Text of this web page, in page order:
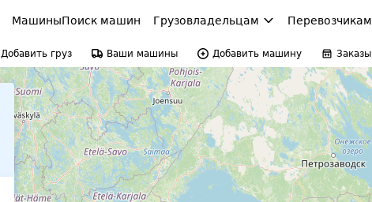
МашиныПоиск машин Грузовладельцам Перевозчикам
Добавить груз Ваши машины Добавить машину Заказы